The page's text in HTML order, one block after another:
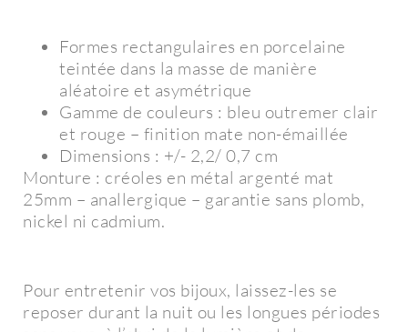
Formes rectangulaires en porcelaine
teintée dans la masse de manière
aléatoire et asymétrique
Gamme de couleurs : bleu outremer clair
et rouge – finition mate non-émaillée
Dimensions : +/- 2,2/ 0,7 cm
Monture : créoles en métal argenté mat
25mm – anallergique – garantie sans plomb,
nickel ni cadmium.
Pour entretenir vos bijoux, laissez-les se
reposer durant la nuit ou les longues périodes